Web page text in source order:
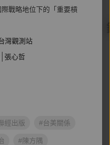
戰略地位下的「重要槓
灣觀測站
張心哲
經出版 #台美關係
#陳方隅